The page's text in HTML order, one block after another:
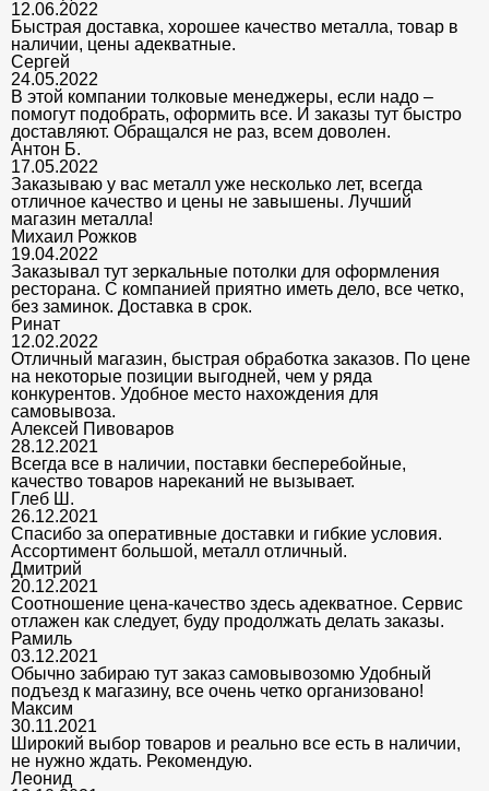
12.06.2022
Быстрая доставка, хорошее качество металла, товар в
наличии, цены адекватные.
Сергей
24.05.2022
В этой компании толковые менеджеры, если надо –
помогут подобрать, оформить все. И заказы тут быстро
доставляют. Обращался не раз, всем доволен.
Антон Б.
17.05.2022
Заказываю у вас металл уже несколько лет, всегда
отличное качество и цены не завышены. Лучший
магазин металла!
Михаил Рожков
19.04.2022
Заказывал тут зеркальные потолки для оформления
ресторана. С компанией приятно иметь дело, все четко,
без заминок. Доставка в срок.
Ринат
12.02.2022
Отличный магазин, быстрая обработка заказов. По цене
на некоторые позиции выгодней, чем у ряда
конкурентов. Удобное место нахождения для
самовывоза.
Алексей Пивоваров
28.12.2021
Всегда все в наличии, поставки бесперебойные,
качество товаров нареканий не вызывает.
Глеб Ш.
26.12.2021
Спасибо за оперативные доставки и гибкие условия.
Ассортимент большой, металл отличный.
Дмитрий
20.12.2021
Соотношение цена-качество здесь адекватное. Сервис
отлажен как следует, буду продолжать делать заказы.
Рамиль
03.12.2021
Обычно забираю тут заказ самовывозомю Удобный
подъезд к магазину, все очень четко организовано!
Максим
30.11.2021
Широкий выбор товаров и реально все есть в наличии,
не нужно ждать. Рекомендую.
Леонид